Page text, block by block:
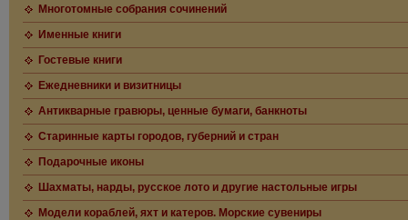
Многотомные собрания сочинений
Именные книги
Гостевые книги
Ежедневники и визитницы
Антикварные гравюры, ценные бумаги, банкноты
Старинные карты городов, губерний и стран
Подарочные иконы
Шахматы, нарды, русское лото и другие настольные игры
Модели кораблей, яхт и катеров. Морские сувениры